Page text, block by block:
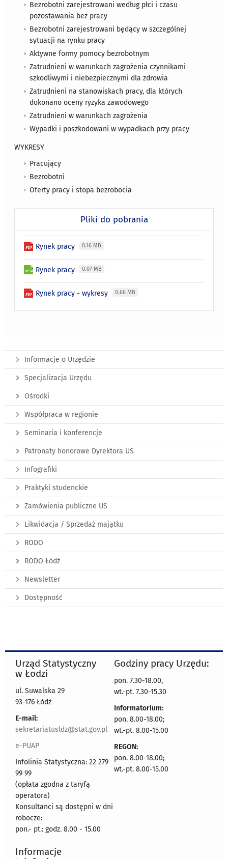
Bezrobotni zarejestrowani według płci i czasu
pozostawania bez pracy
Bezrobotni zarejestrowani będący w szczególnej
sytuacji na rynku pracy
Aktywne formy pomocy bezrobotnym
Zatrudnieni w warunkach zagrożenia czynnikami
szkodliwymi i niebezpiecznymi dla zdrowia
Zatrudnieni na stanowiskach pracy, dla których
dokonano oceny ryzyka zawodowego
Zatrudnieni w warunkach zagrożenia
Wypadki i poszkodowani w wypadkach przy pracy
WYKRESY
Pracujący
Bezrobotni
Oferty pracy i stopa bezrobocia
Pliki do pobrania
Rynek pracy 0.16 MB
Rynek pracy 0.07 MB
Rynek pracy - wykresy 0.66 MB
Informacje o Urzędzie
Specjalizacja Urzędu
Ośrodki
Współpraca w regionie
Seminaria i konferencje
Patronaty honorowe Dyrektora US
Infografiki
Praktyki studenckie
Zamówienia publiczne US
Likwidacja / Sprzedaż majątku
RODO
RODO Łódź
Newsletter
Dostępność
Urząd Statystyczny
w Łodzi
ul. Suwalska 29
93-176 Łódź
E-mail:
sekretariatusldz@stat.gov.pl
e-PUAP
Infolinia Statystyczna: 22 279
99 99
(opłata zgodna z taryfą
operatora)
Konsultanci są dostępni w dni
robocze:
pon.- pt.: godz. 8.00 - 15.00
Godziny pracy Urzędu:
pon. 7.30-18.00,
wt.-pt. 7.30-15.30
Informatorium:
pon. 8.00-18.00;
wt.-pt. 8.00-15.00
REGON:
pon. 8.00-18.00;
wt.-pt. 8.00-15.00
Informacje